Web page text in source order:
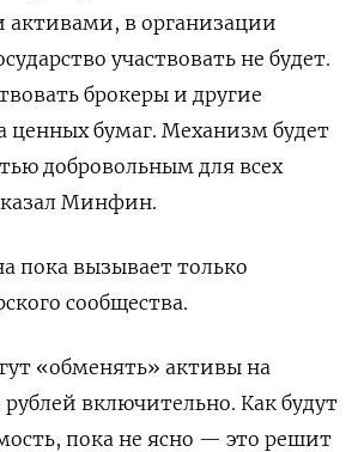
в организации
участвовать не будет.
брокеры и другие
ценных бумаг. Механизм будет
добровольным для всех
Минфин.
пока вызывает только
сообщества.
«обменять» активы на
включительно. Как будут
пока не ясно — это решит